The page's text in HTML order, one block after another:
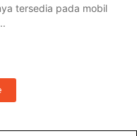
tersedia pada mobil